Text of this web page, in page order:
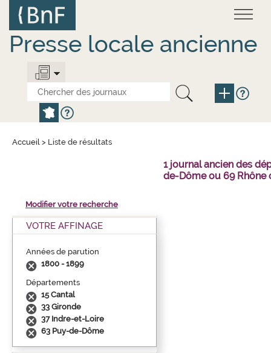
contenu
principal
Presse locale ancienne
Accueil > Liste de résultats
1 journal ancien des
de-Dôme ou 69 Rhône
Modifier votre recherche
VOTRE AFFINAGE
Années de parution
1800 - 1899
Départements
15 Cantal
33 Gironde
37 Indre-et-Loire
63 Puy-de-Dôme
Panneau de gestion des cookies